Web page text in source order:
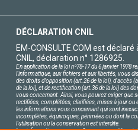
DÉCLARATION CNIL
EM-CONSULTE.COM est déclaré
CNIL, déclaration n° 1286925.
En application de la loi nº78-17 du 6 janvier 1978
l'informatique, aux fichiers et aux libertés, vous
des droits d'opposition (art.26 de la loi), d'accès
de la loi), et de rectification (art.36 de la loi) des
vous concernant. Ainsi, vous pouvez exiger que
rectifiées, complétées, clarifiées, mises à jour ou
les informations vous concernant qui sont
incomplètes, équivoques, périmées ou dont la
l'utilisation ou la conservation est interdite.
Les informations personnelles concernant les